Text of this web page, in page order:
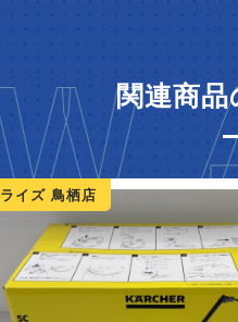
関連商品
イズ 鳥栖店